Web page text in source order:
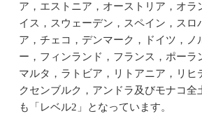
ア，エストニア，オーストリア，オラ
イス，スウェーデン，スペイン，スロ
ア，チェコ，デンマーク，ドイツ，ノ
ー，フィンランド，フランス，ポーラ
マルタ，ラトビア，リトアニア，リヒ
クセンブルク，アンドラ及びモナコ全
も「レベル2」となっています。